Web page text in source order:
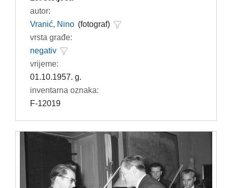
autor:
Vranić, Nino (fotograf)
vrsta građe:
negativ
vrijeme:
01.10.1957. g.
inventarna oznaka:
F-12019